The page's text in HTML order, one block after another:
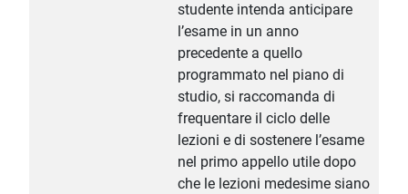
studente intenda anticipare
l’esame in un anno
precedente a quello
programmato nel piano di
studio, si raccomanda di
frequentare il ciclo delle
lezioni e di sostenere l’esame
nel primo appello utile dopo
che le lezioni medesime siano